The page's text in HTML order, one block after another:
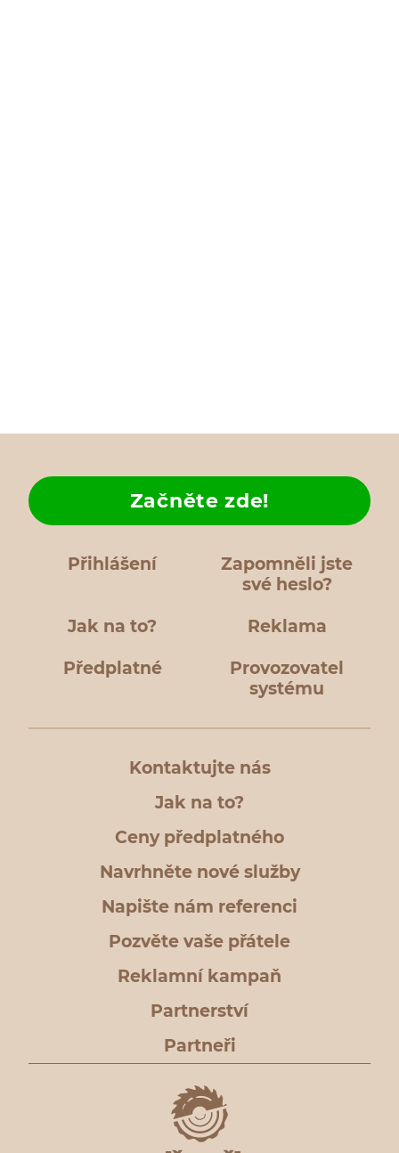
Přihlášení
Zapomněli jste
své heslo?
Jak na to?
Začněte zde!
Reklama
Předplatné
Provozovatel
systému
Kontaktujte nás
Jak na to?
Ceny předplatného
Navrhněte nové služby
Napište nám referenci
Pozvěte vaše přátele
Reklamní kampaň
Partnerství
Partneři